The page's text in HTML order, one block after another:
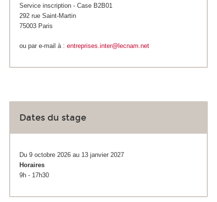
Service inscription - Case B2B01
292 rue Saint-Martin
75003 Paris
ou par e-mail à : entreprises.inter@lecnam.net
Dates du stage
Du 9 octobre 2026 au 13 janvier 2027
Horaires
9h - 17h30